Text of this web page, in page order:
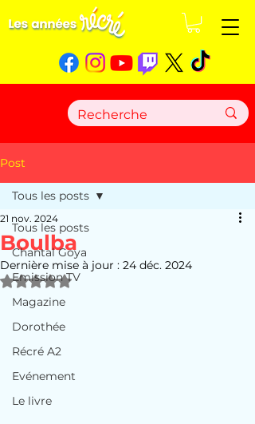
Post
Tous les posts
Chantal Goya
Emission TV
Magazine
Dorothée
Récré A2
Evénement
Le livre
Tous les posts
Boulba
21 nov. 2024
Dernière mise à jour : 24 déc. 2024
Noté NaN étoiles sur 5.